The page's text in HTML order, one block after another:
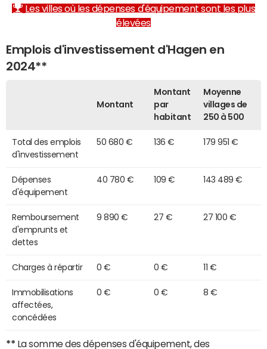
Les villes où les dépenses d'équipement sont les plus
élevées
Emplois d'investissement d'Hagen en
2024**
Montant
Montant
par
habitant
Moyenne
villages de
250 à 500
Total des emplois
d'investissement
50 680 € 136 € 179 951 €
Dépenses
d'équipement
40 780 € 109 € 143 489 €
Remboursement
d'emprunts et
dettes
9 890 € 27 € 27 100 €
Charges à répartir 0 € 0 € 11 €
Immobilisations
affectées,
concédées
0 € 0 € 8 €
** La somme des dépenses d'équipement, des